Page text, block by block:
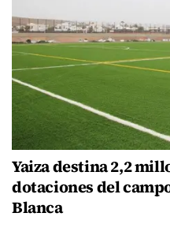
Yaiza destina 2,2
dotaciones del
Blanca